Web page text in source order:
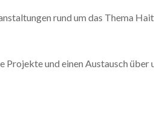
rund um das Thema
und einen Austausch